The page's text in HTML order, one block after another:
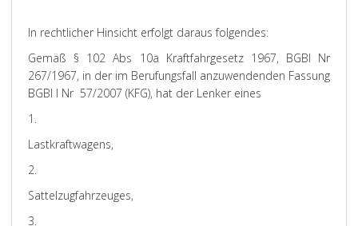
In rechtlicher Hinsicht erfolgt daraus folgendes:
Gemäß § 102 Abs 10a Kraftfahrgesetz 1967, BGBl Nr
267/1967, in der im Berufungsfall anzuwendenden Fassung
BGBl I Nr 57/2007 (KFG), hat der Lenker eines
1.
Lastkraftwagens,
2.
Sattelzugfahrzeuges,
3.